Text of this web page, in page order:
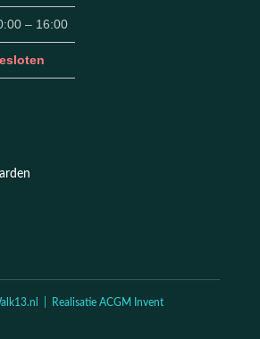
– 16:00
| Realisatie ACGM Invent